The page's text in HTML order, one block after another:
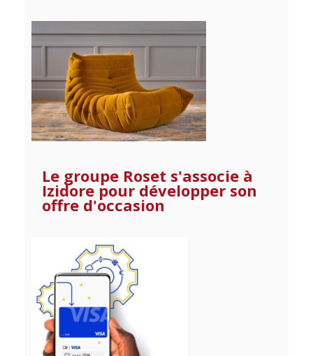
Le groupe Roset s'associe à
Izidore pour développer son
offre d'occasion